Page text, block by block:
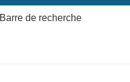
Barre de recherche